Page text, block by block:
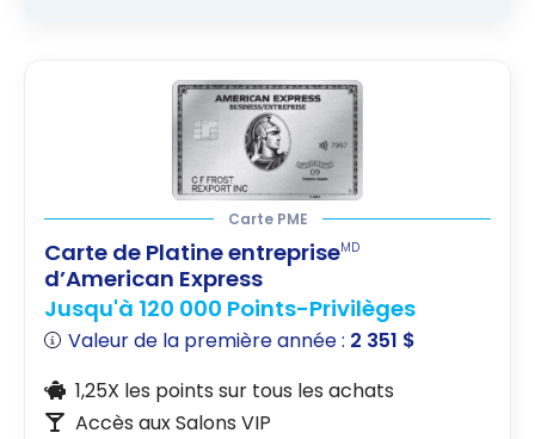
Carte PME
Carte de Platine entrepriseMD
d’American Express
Jusqu'à 120 000 Points-Privilèges
Valeur de la première année : 2 351 $
1,25X les points sur tous les achats
Accès aux Salons VIP